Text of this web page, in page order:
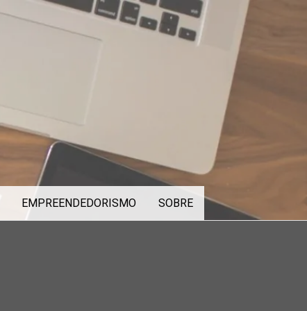
EMPREENDEDORISMO SOBRE